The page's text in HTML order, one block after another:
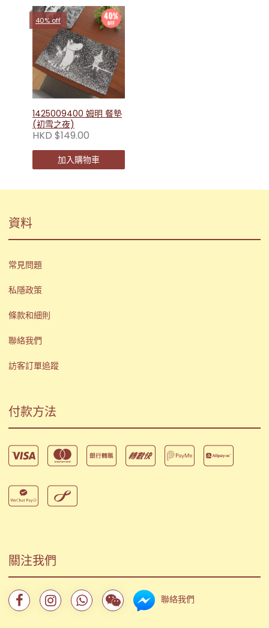
40% off
1425009400 姆明 餐墊
(初雪之夜)
HKD $149.00
加入購物車
資料
常見問題
私隱政策
條款和細則
聯絡我們
訪客訂單追蹤
付款方法
關注我們
聯絡我們